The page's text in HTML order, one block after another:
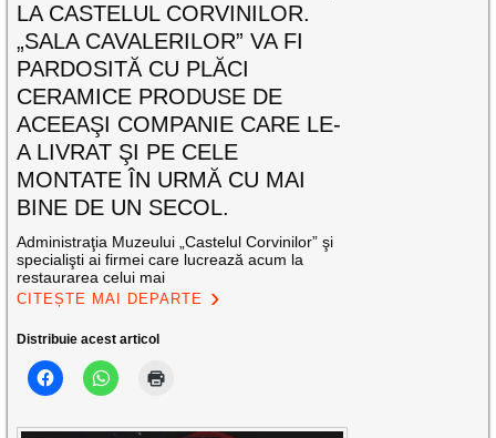
LA CASTELUL CORVINILOR.
„SALA CAVALERILOR” VA FI
PARDOSITĂ CU PLĂCI
CERAMICE PRODUSE DE
ACEEAŞI COMPANIE CARE LE-
A LIVRAT ŞI PE CELE
MONTATE ÎN URMĂ CU MAI
BINE DE UN SECOL.
Administraţia Muzeului „Castelul Corvinilor” şi
specialişti ai firmei care lucrează acum la
restaurarea celui mai
CITEȘTE MAI DEPARTE
Distribuie acest articol